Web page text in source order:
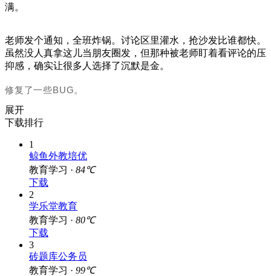
满。
老师发个通知，全班炸锅。讨论区里灌水，抢沙发比谁都快。
虽然没人真拿这儿当朋友圈发，但那种被老师盯着看评论的压
抑感，确实让很多人选择了沉默是金。
修复了一些BUG。
展开
下载排行
1
鲸鱼外教培优
教育学习 · 84℃
下载
2
学乐堂教育
教育学习 · 80℃
下载
3
砖题库公务员
教育学习 · 99℃